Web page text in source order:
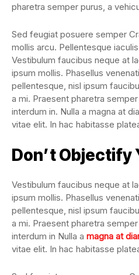
pharetra semper purus, a
Sed feugiat posuere semper
mollis arcu. Pellentesque
Vestibulum faucibus neque at
ipsum mollis. Phasellus
pellentesque, nisl ipsum
a mi. Praesent pharetra
interdum in. Nulla a magna at
vitae elit. In hac habitasse
Don’t Objectify
Vestibulum faucibus neque at
ipsum mollis. Phasellus
pellentesque, nisl ipsum
a mi. Praesent pharetra
interdum in Nulla a magna at
vitae elit. In hac habitasse